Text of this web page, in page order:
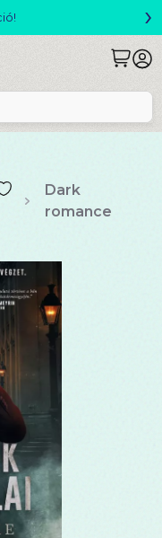
szeretlek ›
Dark
romance